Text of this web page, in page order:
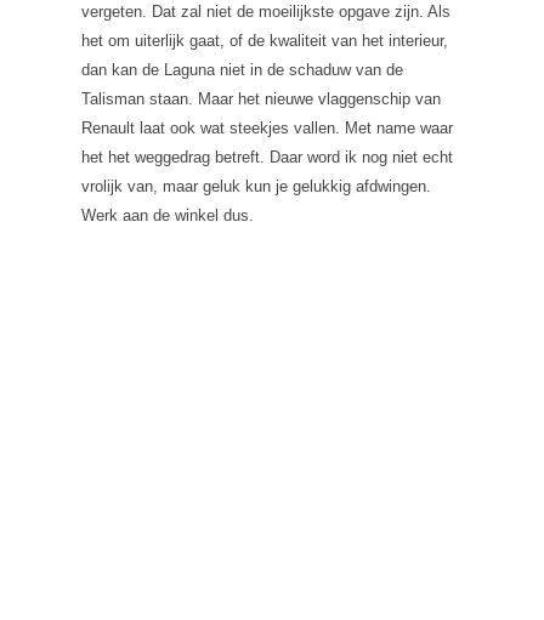
vergeten. Dat zal niet de moeilijkste opgave zijn. Als
het om uiterlijk gaat, of de kwaliteit van het interieur,
dan kan de Laguna niet in de schaduw van de
Talisman staan. Maar het nieuwe vlaggenschip van
Renault laat ook wat steekjes vallen. Met name waar
het het weggedrag betreft. Daar word ik nog niet echt
vrolijk van, maar geluk kun je gelukkig afdwingen.
Werk aan de winkel dus.